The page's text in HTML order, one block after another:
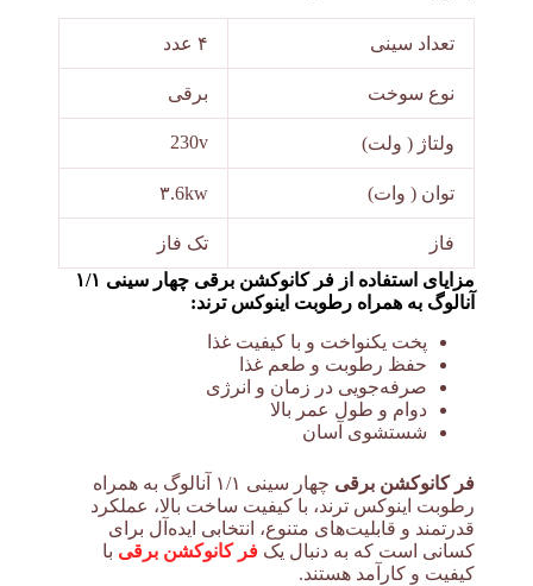
تعداد سینی ۴ عدد
نوع سوخت برقی
ولتاژ ( ولت) 230v
توان ( وات) ۳.6kw
فاز
تک فاز
مزایای استفاده از فر کانوکشن برقی چهار سینی ۱/۱
آنالوگ به همراه رطوبت اینوکس ترند:
پخت یکنواخت و با کیفیت غذا
حفظ رطوبت و طعم غذا
صرفه‌جویی در زمان و انرژی
دوام و طول عمر بالا
شستشوی آسان
فر کانوکشن برقی
چهار سینی ۱/۱ آنالوگ به همراه
رطوبت اینوکس ترند، با کیفیت ساخت بالا، عملکرد
قدرتمند و قابلیت‌های متنوع، انتخابی ایده‌آل برای
کسانی است که به دنبال یک فر کانوکشن برقی با
کیفیت و کارآمد هستند.